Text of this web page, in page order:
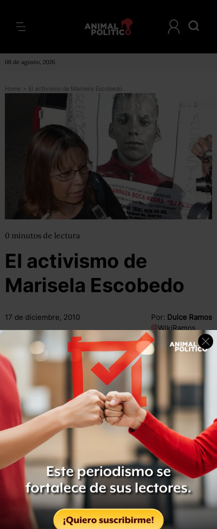
08 de agosto, 2026
Home > El activismo de Marisela Escobedo
0 minutos de lectura
El activismo de
Marisela Escobedo
17 de diciembre, 2010 Por: Dulce Ramos
@WikiRamos
Compartir
Compartir Leer después
OCULTAR COMENTARIOS
Iniciar sesión